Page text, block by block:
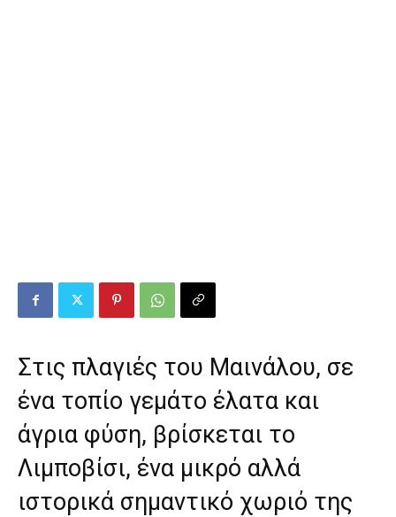
Στις πλαγιές του Μαινάλου, σε
ένα τοπίο γεμάτο έλατα και
άγρια φύση, βρίσκεται το
Λιμποβίσι, ένα μικρό αλλά
ιστορικά σημαντικό χωριό της